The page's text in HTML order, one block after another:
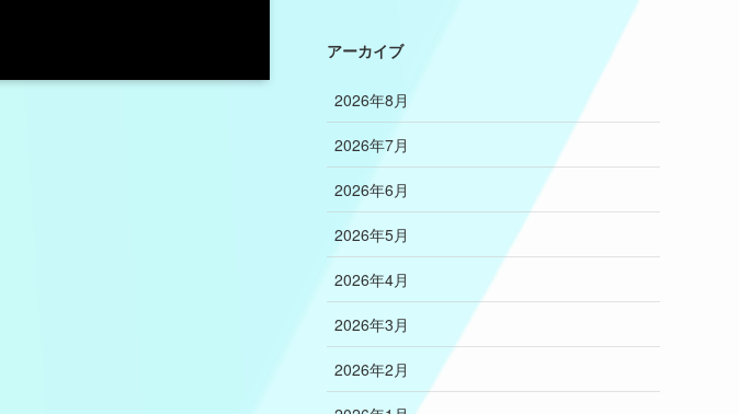
アーカイブ
2026年8月
2026年7月
2026年6月
2026年5月
2026年4月
2026年3月
2026年2月